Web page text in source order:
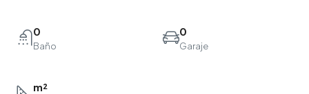
0
Baño
0
Garaje
m²